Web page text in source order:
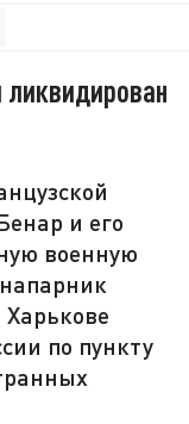
и его
военную
по пункту